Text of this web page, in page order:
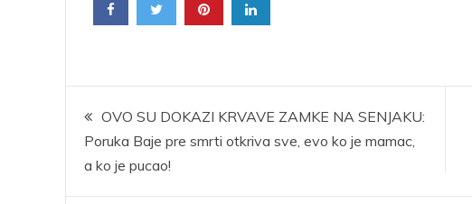
Kretanje
članka
OVO SU DOKAZI KRVAVE ZAMKE NA SENJAKU:
Poruka Baje pre smrti otkriva sve, evo ko je mamac,
a ko je pucao!